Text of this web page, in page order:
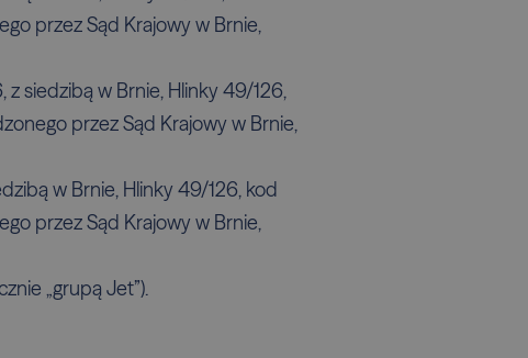
przez Sąd Krajowy w Brnie,
z siedzibą w Brnie, Hlinky 49/126,
przez Sąd Krajowy w Brnie,
w Brnie, Hlinky 49/126, kod
przez Sąd Krajowy w Brnie,
„grupą Jet”).